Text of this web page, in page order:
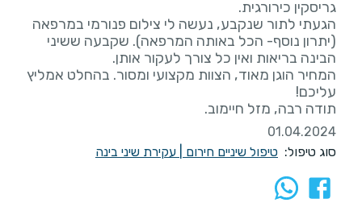
הגעתי לתור שנקבע, נעשה לי צילום פנורמי במרפאה
(יתרון נוסף- הכל באותה המרפאה). שקבעה ששיני
המחיר הוגן מאוד, הצוות מקצועי ומסור. בהחלט אמליץ
תודה רבה, מזל חיימוב.
01.04.2024
סוג טיפול: טיפול שיניים חירום עקירת שיני בינה